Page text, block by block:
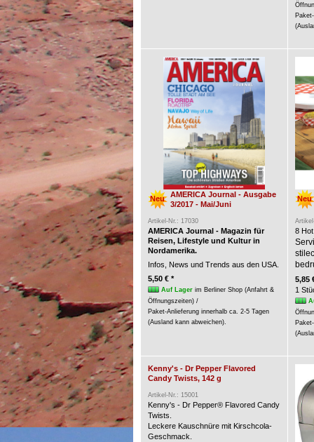
Neu
AMERICA Journal - Ausgabe
3/2017 - Mai/Juni
Artikel-Nr.: 17030
AMERICA Journal - Magazin für
Reisen, Lifestyle und Kultur in
Nordamerika.
Infos, News und Trends aus den USA.
5,50 € *
Auf Lagerim Berliner Shop (Anfahrt &
Öffnungszeiten) /
Paket-Anlieferung innerhalb ca. 2-5 Tagen
(Ausland kann abweichen).
Neu
8
5,85
1
Kenny's - Dr Pepper Flavored
Candy Twists, 142 g
Artikel-Nr.: 15001
Kenny's - Dr Pepper® Flavored Candy
Twists.
Leckere Kauschnüre mit Kirschcola-
Geschmack.